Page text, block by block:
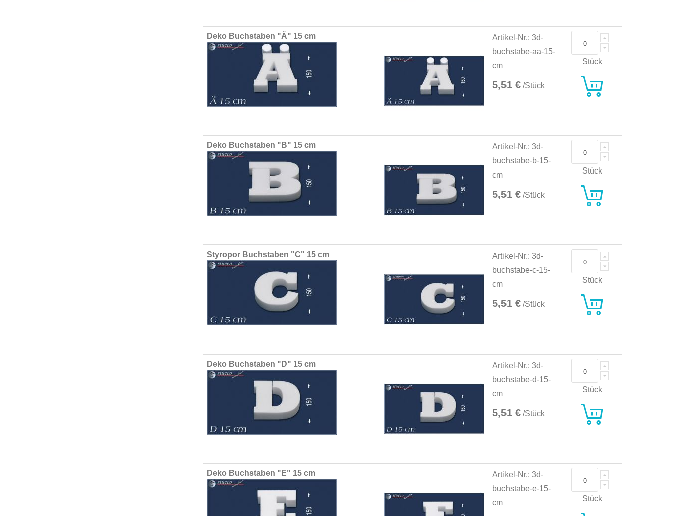
Deko Buchstaben "Ä" 15 cm
Artikel-Nr.: 3d-
buchstabe-aa-15-
cm
5,51 € /Stück
Stück
Deko Buchstaben "B" 15 cm
Artikel-Nr.: 3d-
buchstabe-b-15-
cm
5,51 € /Stück
Stück
Styropor Buchstaben "C" 15 cm
Artikel-Nr.: 3d-
buchstabe-c-15-
cm
5,51 € /Stück
Stück
Deko Buchstaben "D" 15 cm
Artikel-Nr.: 3d-
buchstabe-d-15-
cm
5,51 € /Stück
Stück
Deko Buchstaben "E" 15 cm
Artikel-Nr.: 3d-
buchstabe-e-15-
cm
Stück